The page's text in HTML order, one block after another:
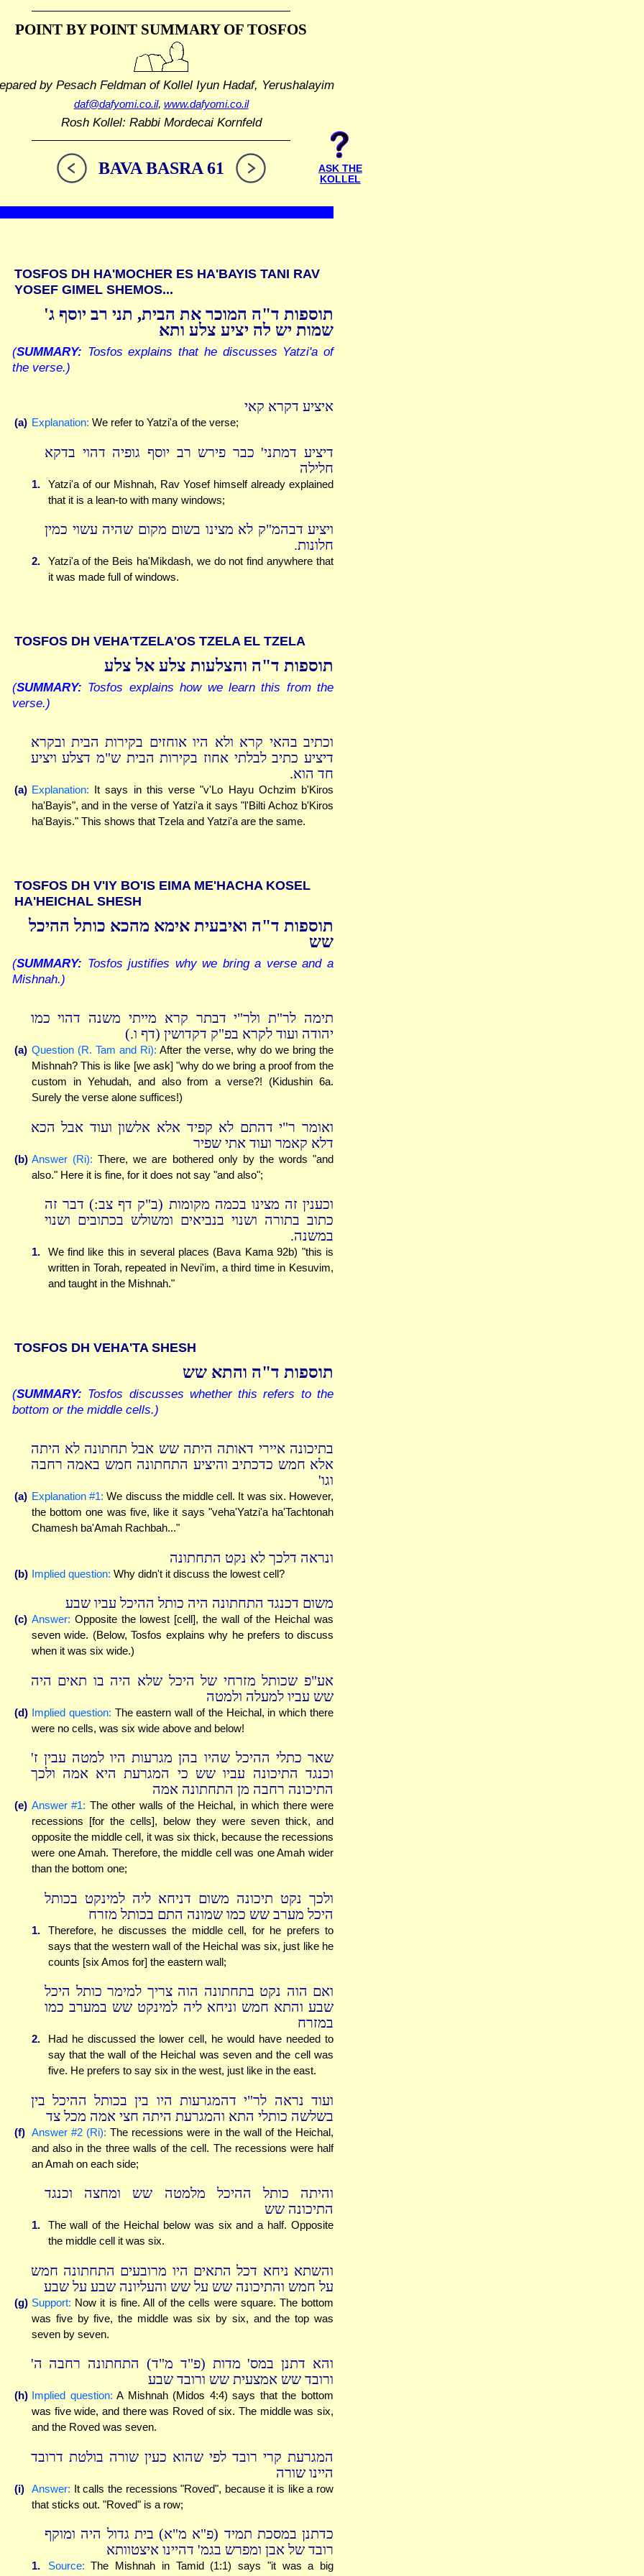
POINT BY POINT SUMMARYOF TOSFOS
by Pesach Feldmanof Kollel Iyun Hadaf, Yerushalayim
daf@dafyomi.co.il, www.dafyomi.co.il
Rosh Kollel: Rabbi Mordecai Kornfeld
BAVA BASRA 61
ASK THE
KOLLEL
TOSFOS DH HA'MOCHER ES HA'BAYIS TANI RAV
YOSEF GIMEL SHEMOS...
תוספות ד"ה המוכר את הבית, תני רב יוסף ג'
שמות יש לה יציע צלע ותא
(SUMMARY: Tosfos explains that he discusses Yatzi'a of
the verse.)
איציע דקרא קאי
(a) Explanation: We refer to Yatzi'a of the verse;
דיציע דמתני' כבר פירש רב יוסף גופיה דהוי בדקא
חלילה
1.
Yatzi'a of our Mishnah, Rav Yosef himself already explained
that it is a lean-to with many windows;
ויציע דבהמ"ק לא מצינו בשום מקום שהיה עשוי כמין
חלונות.
2.
Yatzi'a of the Beis ha'Mikdash, we do not find anywhere that
it was made full of windows.
TOSFOS DH VEHA'TZELA'OS TZELA EL TZELA
תוספות ד"ה והצלעות צלע אל צלע
(SUMMARY: Tosfos explains how we learn this from the
verse.)
וכתיב בהאי קרא ולא היו אוחזים בקירות הבית ובקרא
דיציע כתיב לבלתי אחוז בקירות הבית ש"מ דצלע ויציע
חד הוא.
(a) Explanation: It says in this verse "v'Lo Hayu Ochzim b'Kiros
ha'Bayis", and in the verse of Yatzi'a it says "l'Bilti Achoz b'Kiros
ha'Bayis." This shows that Tzela and Yatzi'a are the same.
TOSFOS DH V'IY BO'IS EIMA ME'HACHA KOSEL
HA'HEICHAL SHESH
תוספות ד"ה ואיבעית אימא מהכא כותל ההיכל
שש
(SUMMARY: Tosfos justifies why we bring a verse and a
Mishnah.)
תימה לר"ת ולר"י דבתר קרא מייתי משנה דהוי כמו
יהודה ועוד לקרא בפ"ק דקדושין (דף ו.)
(a) Question (R. Tam and Ri): After the verse, why do we bring the
Mishnah? This is like [we ask] "why do we bring a proof from the
custom in Yehudah, and also from a verse?! (Kidushin 6a.
Surely the verse alone suffices!)
ואומר ר"י דהתם לא קפיד אלא אלשון ועוד אבל הכא
דלא קאמר ועוד אתי שפיר
(b) Answer (Ri): There, we are bothered only by the words "and
also." Here it is fine, for it does not say "and also";
וכענין זה מצינו בכמה מקומות (ב"ק דף צב:) דבר זה
כתוב בתורה ושנוי בנביאים ומשולש בכתובים ושנוי
במשנה.
1.
We find like this in several places (Bava Kama 92b) "this is
written in Torah, repeated in Nevi'im, a third time in Kesuvim,
and taught in the Mishnah."
TOSFOS DH VEHA'TA SHESH
תוספות ד"ה והתא שש
(SUMMARY: Tosfos discusses whether this refers to the
bottom or the middle cells.)
בתיכונה איירי דאותה היתה שש אבל תחתונה לא היתה
אלא חמש כדכתיב והיציע התחתונה חמש באמה רחבה
וגו'
(a) Explanation #1: We discuss the middle cell. It was six. However,
the bottom one was five, like it says "veha'Yatzi'a ha'Tachtonah
Chamesh ba'Amah Rachbah..."
ונראה דלכך לא נקט התחתונה
(b) Implied question: Why didn't it discuss the lowest cell?
משום דכנגד התחתונה היה כותל ההיכל עביו שבע
(c) Answer: Opposite the lowest [cell], the wall of the Heichal was
seven wide. (Below, Tosfos explains why he prefers to discuss
when it was six wide.)
אע"פ שכותל מזרחי של היכל שלא היה בו תאים היה
שש עביו למעלה ולמטה
(d) Implied question: The eastern wall of the Heichal, in which there
were no cells, was six wide above and below!
שאר כתלי ההיכל שהיו בהן מגרעות היו למטה עבין ז'
וכנגד התיכונה עביו שש כי המגרעת היא אמה ולכך
התיכונה רחבה מן התחתונה אמה
(e) Answer #1: The other walls of the Heichal, in which there were
recessions [for the cells], below they were seven thick, and
opposite the middle cell, it was six thick, because the recessions
were one Amah. Therefore, the middle cell was one Amah wider
than the bottom one;
ולכך נקט תיכונה משום דניחא ליה למינקט בכותל
היכל מערב שש כמו שמונה התם בכותל מזרח
1.
Therefore, he discusses the middle cell, for he prefers to
says that the western wall of the Heichal was six, just like he
counts [six Amos for] the eastern wall;
ואם הוה נקט בתחתונה הוה צריך למימר כותל היכל
שבע והתא חמש וניחא ליה למינקט שש במערב כמו
במזרח
2.
Had he discussed the lower cell, he would have needed to
say that the wall of the Heichal was seven and the cell was
five. He prefers to say six in the west, just like in the east.
ועוד נראה לר"י דהמגרעות היו בין בכותל ההיכל בין
בשלשה כותלי התא והמגרעת היתה חצי אמה מכל צד
(f) Answer #2 (Ri): The recessions were in the wall of the Heichal,
and also in the three walls of the cell. The recessions were half
an Amah on each side;
והיתה כותל ההיכל מלמטה שש ומחצה וכנגד
התיכונה שש
1.
The wall of the Heichal below was six and a half. Opposite
the middle cell it was six.
והשתא ניחא דכל התאים היו מרובעים התחתונה חמש
על חמש והתיכונה שש על שש והעליונה שבע על שבע
(g) Support: Now it is fine. All of the cells were square. The bottom
was five by five, the middle was six by six, and the top was
seven by seven.
והא דתנן במס' מדות (פ"ד מ"ד) התחתונה רחבה ה'
ורובד שש אמצעית שש ורובד שבע
(h) Implied question: A Mishnah (Midos 4:4) says that the bottom
was five wide, and there was Roved of six. The middle was six,
and the Roved was seven.
המגרעת קרי רובד לפי שהוא כעין שורה בולטת דרובד
היינו שורה
(i) Answer: It calls the recessions "Roved", because it is like a row
that sticks out. "Roved" is a row;
כדתנן במסכת תמיד (פ"א מ"א) בית גדול היה ומוקף
רובד של אבן ומפרש בגמ' דהיינו איצטוותא
1. Source: The Mishnah in Tamid (1:1) says "it was a big